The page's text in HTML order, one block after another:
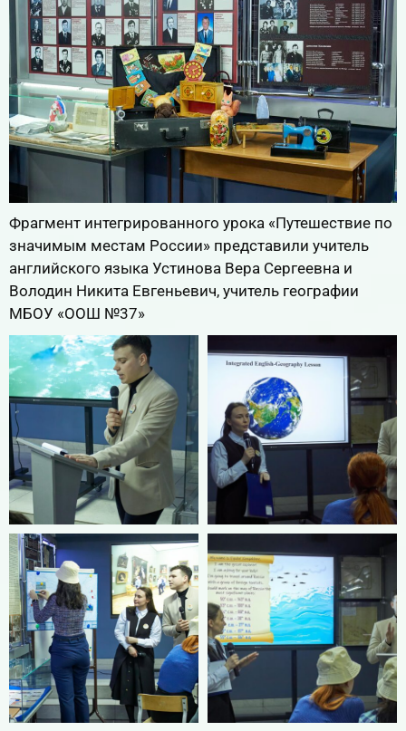
Фрагмент интегрированного урока «Путешествие по
значимым местам России» представили учитель
английского языка Устинова Вера Сергеевна и
Володин Никита Евгеньевич, учитель географии
МБОУ «ООШ №37»